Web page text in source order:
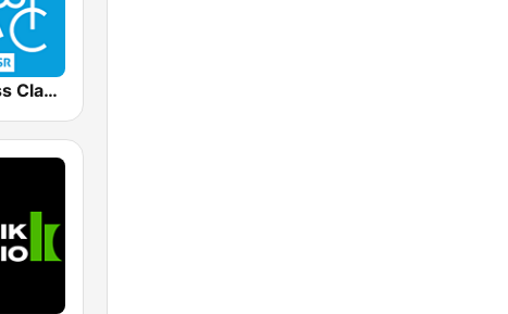
Radio Swiss Classic EN